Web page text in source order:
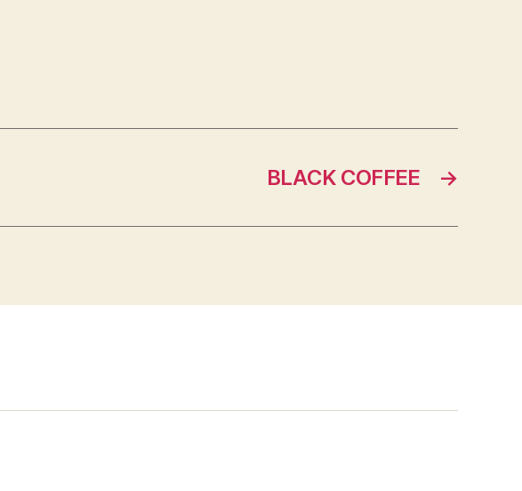
→
BLACK COFFEE